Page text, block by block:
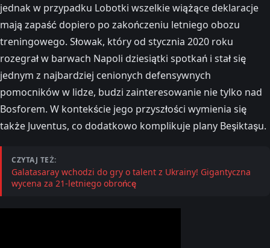
jednak w przypadku Lobotki wszelkie wiążące deklaracje
mają zapaść dopiero po zakończeniu letniego obozu
treningowego. Słowak, który od stycznia 2020 roku
rozegrał w barwach Napoli dziesiątki spotkań i stał się
jednym z najbardziej cenionych defensywnych
pomocników w lidze, budzi zainteresowanie nie tylko nad
Bosforem. W kontekście jego przyszłości wymienia się
także Juventus, co dodatkowo komplikuje plany Beşiktaşu.
CZYTAJ TEŻ:
Galatasaray wchodzi do gry o talent z Ukrainy! Gigantyczna
wycena za 21-letniego obrońcę